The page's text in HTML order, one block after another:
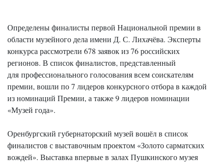
Определены финалисты первой Национальной премии в
области музейного дела имени Д. С. Лихачёва. Эксперты
конкурса рассмотрели 678 заявок из 76 российских
регионов. В список финалистов, представленный
для профессионального голосования всем соискателям
премии, вошли по 7 лидеров конкурсного отбора в каждой
из номинаций Премии, а также 9 лидеров номинации
«Музей года».
Оренбургский губернаторский музей вошёл в список
финалистов с выставочным проектом «Золото сарматских
вождей». Выставка впервые в залах Пушкинского музея